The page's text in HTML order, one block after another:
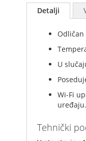
to
Detalji
U
Wi-Fi
Tehnički